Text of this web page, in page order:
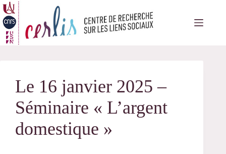
Passer
au
contenu
Le 16 janvier 2025 –
Séminaire « L’argent
domestique »